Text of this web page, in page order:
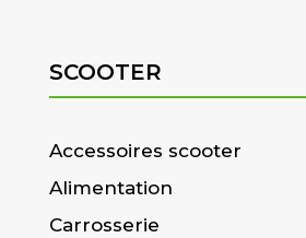
SCOOTER
Accessoires scooter
Alimentation
Carrosserie